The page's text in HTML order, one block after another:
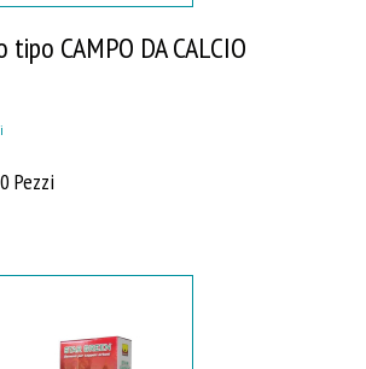
CAMPO DA CALCIO
Pezzi